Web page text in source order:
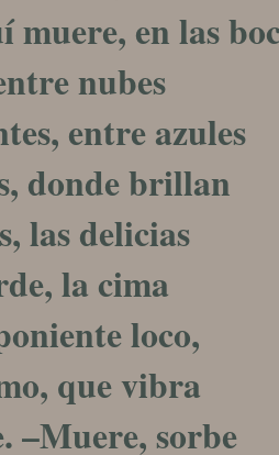
muere, en las
nubes
entre azules
donde brillan
las delicias
la cima
loco,
que vibra
–Muere, sorbe